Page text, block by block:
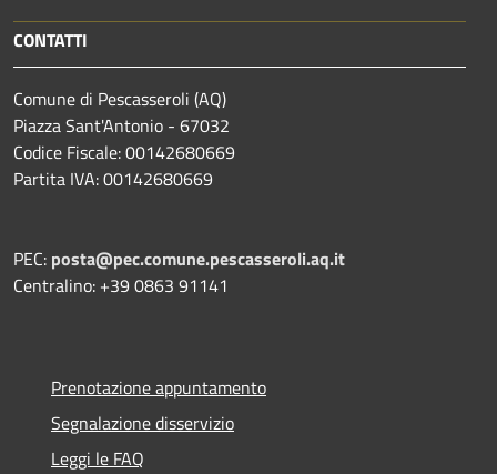
CONTATTI
Comune di Pescasseroli (AQ)
Piazza Sant'Antonio - 67032
Codice Fiscale: 00142680669
Partita IVA: 00142680669
PEC: posta@pec.comune.pescasseroli.aq.it
Centralino: +39 0863 91141
Prenotazione appuntamento
Segnalazione disservizio
Leggi le FAQ